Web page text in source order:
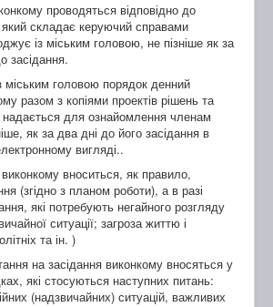
проводяться відповідно до
складає керуючий справами
із міським головою, не пізніше як за
засідання.
головою порядок денний
разом з копіями проектів рішень та
для ознайомлення членам
як за два дні до його засідання в
вигляді..
вноситься, як правило,
(згідно з планом роботи), а в разі
які потребують негайного розгляду
ситуації; загроза життю і
та ін. )
на засідання виконкому вносяться у
які стосуються наступних питань:
(надзвичайних) ситуацій, важливих